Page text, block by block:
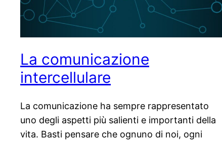
La comunicazione
intercellulare
La comunicazione ha sempre rappresentato
uno degli aspetti più salienti e importanti della
vita. Basti pensare che ognuno di noi, ogni